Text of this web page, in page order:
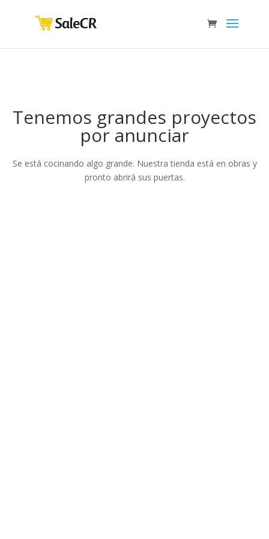
Tenemos grandes proyectos
por anunciar
Se está cocinando algo grande. Nuestra tienda está en obras y
pronto abrirá sus puertas.